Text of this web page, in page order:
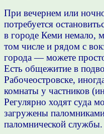
При вечернем или
потребуется
в городе Кеми немало,
том числе и рядом с
города — можете
Есть общежитие в
Рабочеостровске,
комнаты у частников
Регулярно ходят суда
загружены
паломнической службы.